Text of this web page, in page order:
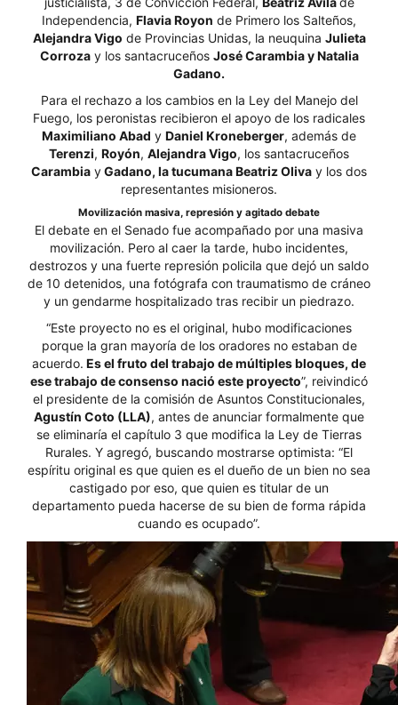
Independencia, Flavia Royon de Primero los Salteños,
Alejandra Vigo de Provincias Unidas, la neuquina Julieta
Corrozay los santacruceños José Carambia y Natalia
Gadano.
Para el rechazo a los cambios en la Ley del Manejo del
Fuego, los peronistas recibieron el apoyo de los radicales
Maximiliano Abad y Daniel Kroneberger, además de
Terenzi, Royón, Alejandra Vigo, los santacruceños
Carambia yGadano, la tucumana Beatriz Oliva y los dos
representantes misioneros.
Movilización masiva, represión y agitado debate
El debate en el Senado fue acompañado por una masiva
movilización. Pero al caer la tarde, hubo incidentes,
destrozos y una fuerte represión policila que dejó un saldo
de 10 detenidos, una fotógrafa con traumatismo de cráneo
y un gendarme hospitalizado tras recibir un piedrazo.
“Este proyecto no es el original, hubo modificaciones
porque la gran mayoría de los oradores no estaban de
acuerdo. Es el fruto del trabajo de múltiples bloques, de
ese trabajo de consenso nació este proyecto”, reivindicó
el presidente de la comisión de Asuntos Constitucionales,
Agustín Coto (LLA), antes de anunciar formalmente que
se eliminaría el capítulo 3 que modifica la Ley de Tierras
Rurales. Y agregó, buscando mostrarse optimista: “El
espíritu original es que quien es el dueño de un bien no sea
castigado por eso, que quien es titular de un
departamento pueda hacerse de su bien de forma rápida
cuando es ocupado”.